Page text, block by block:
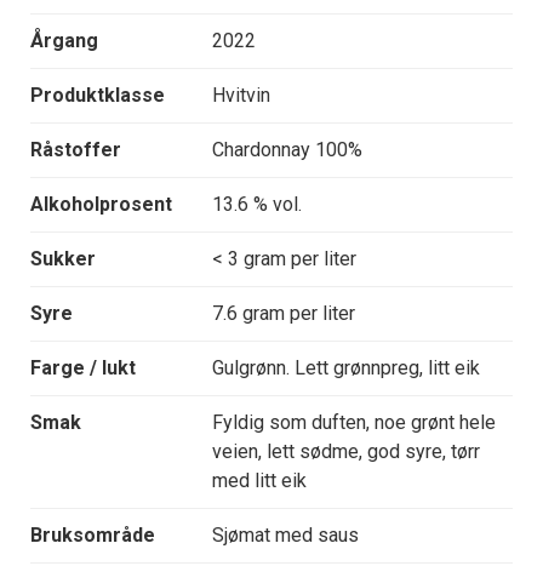
Årgang 2022
Produktklasse Hvitvin
Råstoffer Chardonnay 100%
Alkoholprosent 13.6 % vol.
Sukker < 3 gram per liter
Syre 7.6 gram per liter
Farge / lukt Gulgrønn. Lett grønnpreg, litt eik
Smak
Fyldig som duften, noe grønt hele
veien, lett sødme, god syre, tørr
med litt eik
Bruksområde Sjømat med saus